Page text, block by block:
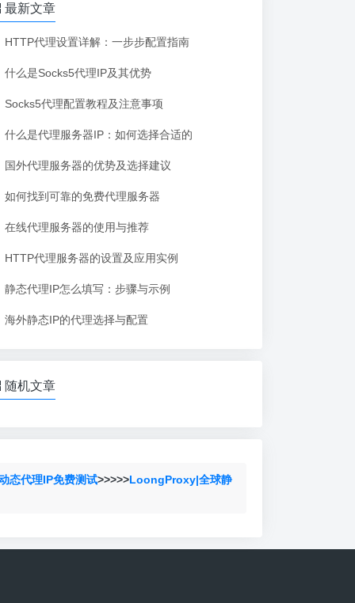
最新文章
HTTP代理设置详解：一步步配置指南
什么是Socks5代理IP及其优势
Socks5代理配置教程及注意事项
什么是代理服务器IP：如何选择合适的
国外代理服务器的优势及选择建议
如何找到可靠的免费代理服务器
在线代理服务器的使用与推荐
HTTP代理服务器的设置及应用实例
静态代理IP怎么填写：步骤与示例
海外静态IP的代理选择与配置
随机文章
态代理IP免费测试>>>>>LoongProxy|全球静